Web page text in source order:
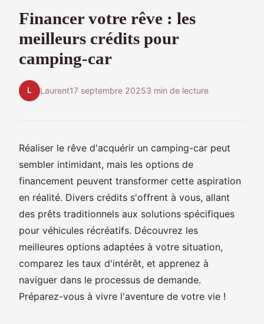
Financer votre rêve : les
meilleurs crédits pour
camping-car
L Laurent17 septembre 20253 min de lecture
Réaliser le rêve d'acquérir un camping-car peut
sembler intimidant, mais les options de
financement peuvent transformer cette aspiration
en réalité. Divers crédits s'offrent à vous, allant
des prêts traditionnels aux solutions spécifiques
pour véhicules récréatifs. Découvrez les
meilleures options adaptées à votre situation,
comparez les taux d'intérêt, et apprenez à
naviguer dans le processus de demande.
Préparez-vous à vivre l'aventure de votre vie !